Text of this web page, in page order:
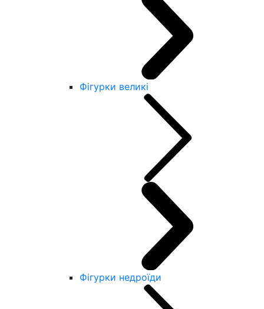
Фігурки великі
Фігурки недроїди